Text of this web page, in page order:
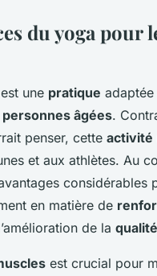
du yoga pour
est une pratique
personnes âgées.
penser, cette activité
et aux athlètes. Au
considérables
en matière de
de la
est crucial pour